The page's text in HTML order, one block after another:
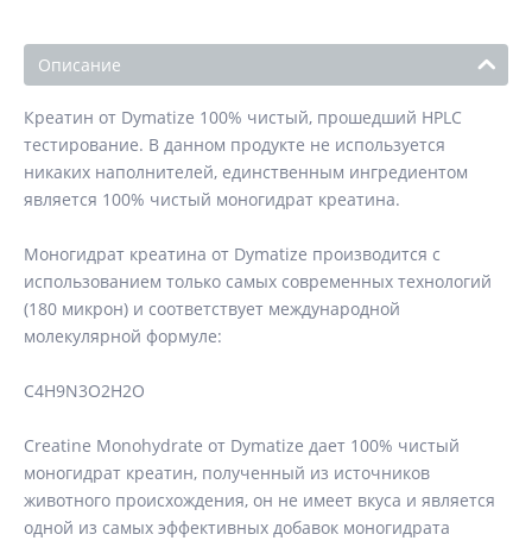
Описание
Креатин от Dymatize 100% чистый, прошедший HPLC
тестирование. В данном продукте не используется
никаких наполнителей, единственным ингредиентом
является 100% чистый моногидрат креатина.
Моногидрат креатина от Dymatize производится с
использованием только самых современных технологий
(180 микрон) и соответствует международной
молекулярной формуле:
C4H9N3O2H2O
Creatine Monohydrate от Dymatize дает 100% чистый
моногидрат креатин, полученный из источников
животного происхождения, он не имеет вкуса и является
одной из самых эффективных добавок моногидрата